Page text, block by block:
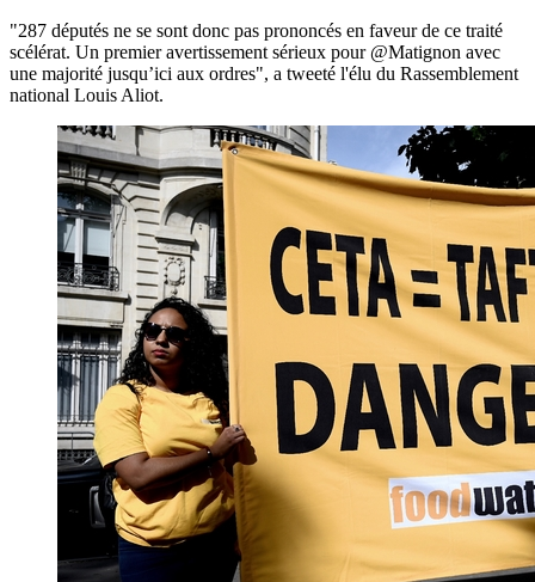
"287 députés ne se sont donc pas prononcés en faveur de ce traité
scélérat. Un premier avertissement sérieux pour @Matignon avec
une majorité jusqu’ici aux ordres", a tweeté l'élu du Rassemblement
national Louis Aliot.